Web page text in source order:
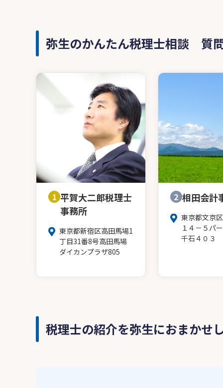
弥生のかんたん税理士相談 質
1 平賀大二郎税理士
事務所
東京都新宿区高田馬場1
丁目31番8号高田馬場
ダイカンプラザ805
2 相田会計
東京都文京
１４－５パ
千石４０３
税理士の紹介を弥生におまかせ